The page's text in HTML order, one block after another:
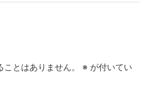
とはありません。 ※ が付いてい